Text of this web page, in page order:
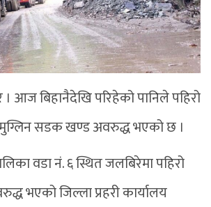
आज बिहानैदेखि परिहेको पानिले पहिरो
सडक खण्ड अवरुद्ध भएको छ ।
वडा नं. ६ स्थित जलबिरेमा पहिरो
भएको जिल्ला प्रहरी कार्यालय